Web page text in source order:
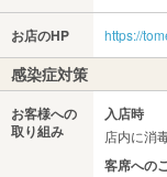
お店のHP https://
感染症対策
お客様への
取り組み
入店時
店内に消
客席への